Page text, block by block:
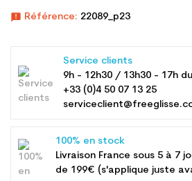
announcement Référence: 22089_p23
Service clients
9h - 12h30 / 13h30 - 17h
+33 (0)4 50 07 13 25
100% en stock
Livraison France sous 5 à 7
de 199€ (s'applique juste